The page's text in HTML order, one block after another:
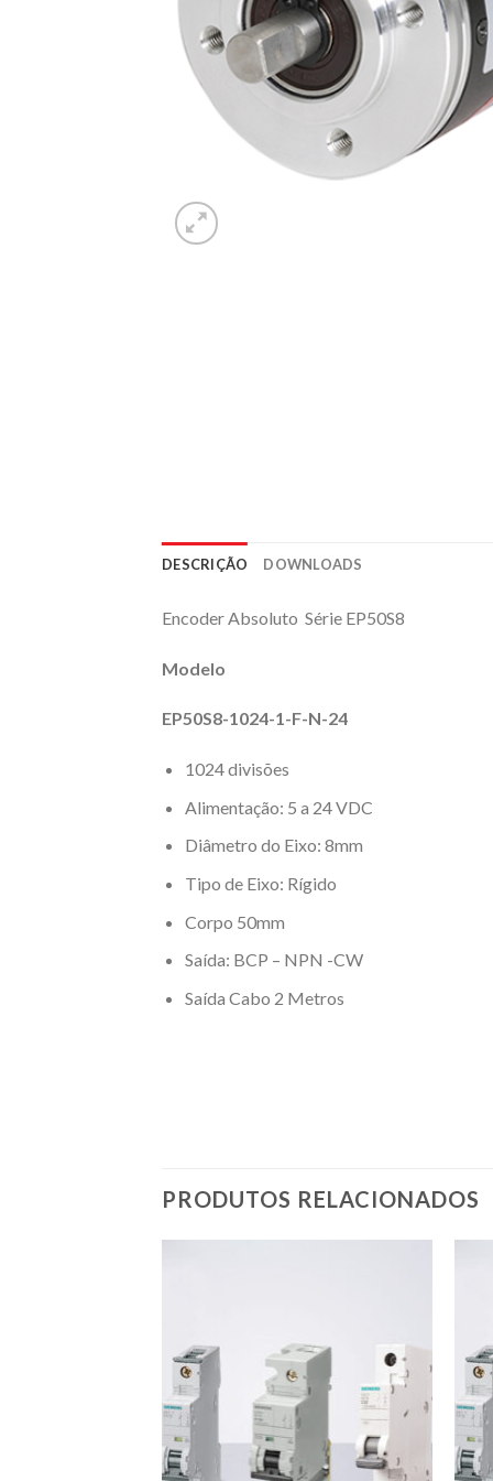
DESCRIÇÃO DOWNLOADS
Encoder Absoluto Série EP50S8
Modelo
EP50S8-1024-1-F-N-24
1024 divisões
Alimentação: 5 a 24 VDC
Diâmetro do Eixo: 8mm
Tipo de Eixo: Rígido
Corpo 50mm
Saída: BCP – NPN -CW
Saída Cabo 2 Metros
PRODUTOS RELACIONADOS